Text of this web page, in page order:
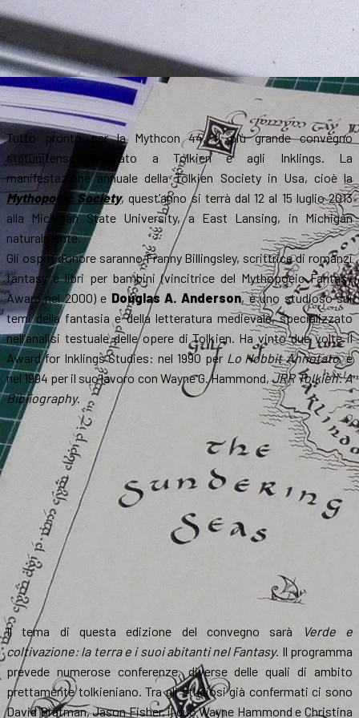
Tutto pronto per la Mythcon 44, il più grande convegno
statunitense dedicato a Tolkien e agli Inklings. La
manifestazione annuale della Tolkien Society in Usa, cioè la
Mythopoeic Society, quest’anno si terrà dal 12 al 15 luglio 2013
alla Michigan State University, a East Lansing, in Michigan
naturalmente.
Gli ospiti d’onore saranno Franny Billingsley, scrittrice di romanzi
fantasy e libri per bambini (vincitrice del Mythopoeic Fantasy
Award nel 2000) e Douglas A. Anderson, è uno studioso sui
temi della fantasia e della letteratura medievale, specializzato
nell’analisi testuale delle opere di Tolkien. Ha vinto due volte il
Award for Inklings Studies: nel 1990 per Lo Hobbit Annotato, e
nel 1994 per il suo lavoro con Wayne G. Hammond,JRR Tolkien: A
Bibliography.
Il tema di questa edizione del convegno sarà
Verde e
coltivazione: la terra e i suoi abitanti nel Fantasy. Il programma
prevede numerose conferenze, diverse delle quali di ambito
prettamente tolkieniano. Tra gli studiosi già confermati ci sono
David Bratman, Jason Fisher, il duo Wayne Hammond e Christina